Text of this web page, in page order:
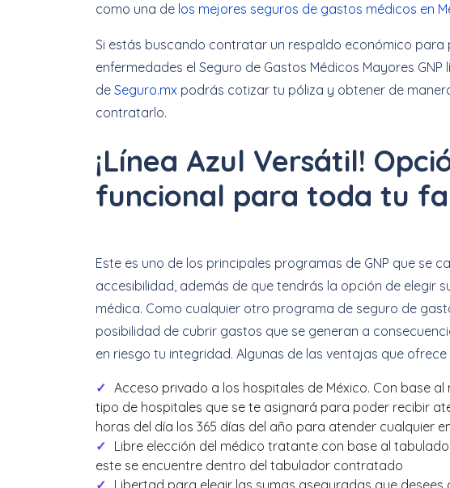
como una de los mejores seguros de gastos médicos en
Si estás buscando contratar un respaldo económico
enfermedades el Seguro de Gastos Médicos Mayores
de Seguro.mx podrás cotizar tu póliza y obtener de
contratarlo.
¡Línea Azul Versátil!
funcional para toda tu
Este es uno de los principales programas de GNP que se
accesibilidad, además de que tendrás la opción de elegir
médica. Como cualquier otro programa de seguro de
posibilidad de cubrir gastos que se generan a
en riesgo tu integridad. Algunas de las ventajas que ofrece
Acceso privado a los hospitales de México. Con base
tipo de hospitales que se te asignará para poder recibir
horas del día los 365 días del año para atender cualquier
Libre elección del médico tratante con base al
este se encuentre dentro del tabulador contratado
Libertad para elegir las sumas aseguradas que